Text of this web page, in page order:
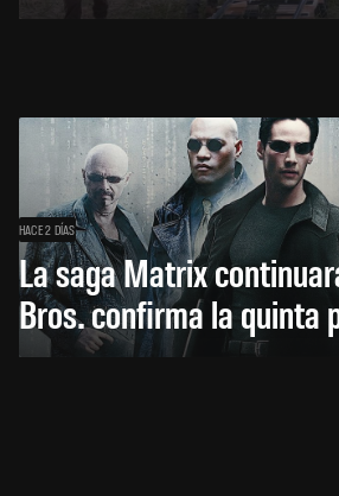
HACE 2 DÍAS
La saga Matrix
Bros. confirma la quinta